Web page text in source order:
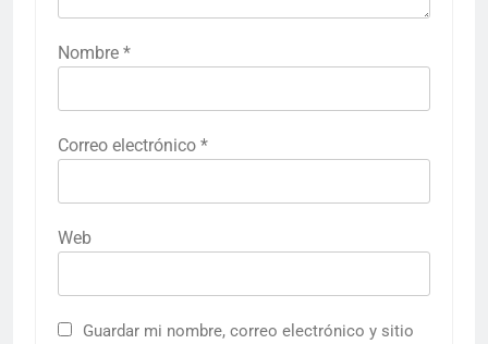
Nombre *
Correo electrónico *
Web
Guardar mi nombre, correo electrónico y sitio